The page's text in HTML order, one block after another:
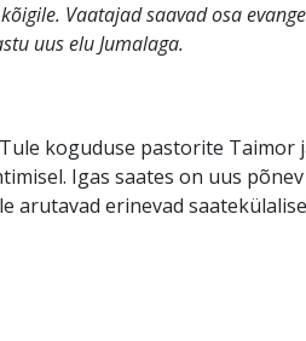
Vaatajad saavad osa
uus elu Jumalaga.
koguduse pastorite Taimor
Igas saates on uus
arutavad erinevad